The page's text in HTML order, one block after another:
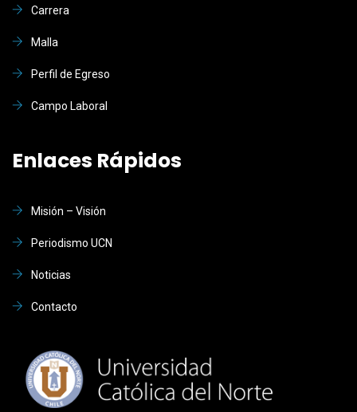
Carrera
Malla
Perfil de Egreso
Campo Laboral
Enlaces Rápidos
Misión – Visión
Periodismo UCN
Noticias
Contacto